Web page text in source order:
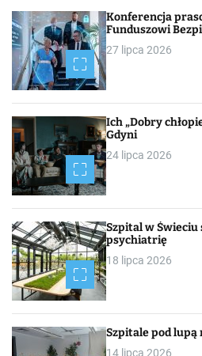
Konferencja
Funduszowi
27 lipca 2026
Ich „Dobry
Gdyni
24 lipca 2026
Szpital w Świeciu
psychiatrię
18 lipca 2026
Szpitale pod lupą
14 lipca 2026